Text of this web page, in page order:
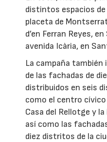
distintos espacios de
placeta de
d’en Ferran Reyes,
avenida Icària, en
La campaña también
de las fachadas de
distribuidos en seis
como el centro cívico
Casa del Rellotge y
así como las
diez distritos de la